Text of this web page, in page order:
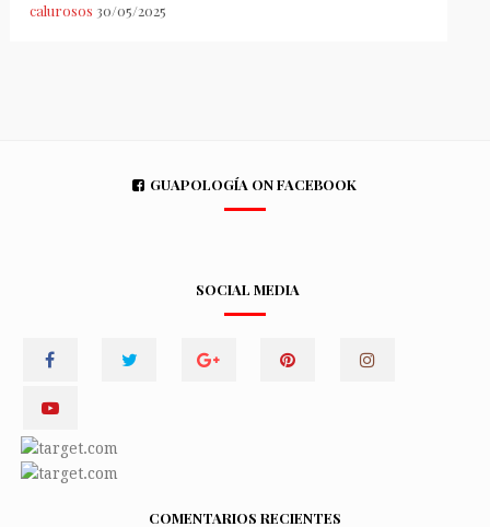
calurosos 30/05/2025
GUAPOLOGÍA ON FACEBOOK
SOCIAL MEDIA
COMENTARIOS RECIENTES